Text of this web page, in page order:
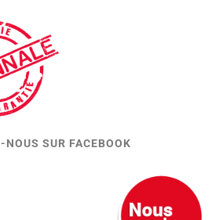
NOUS SUR FACEBOOK